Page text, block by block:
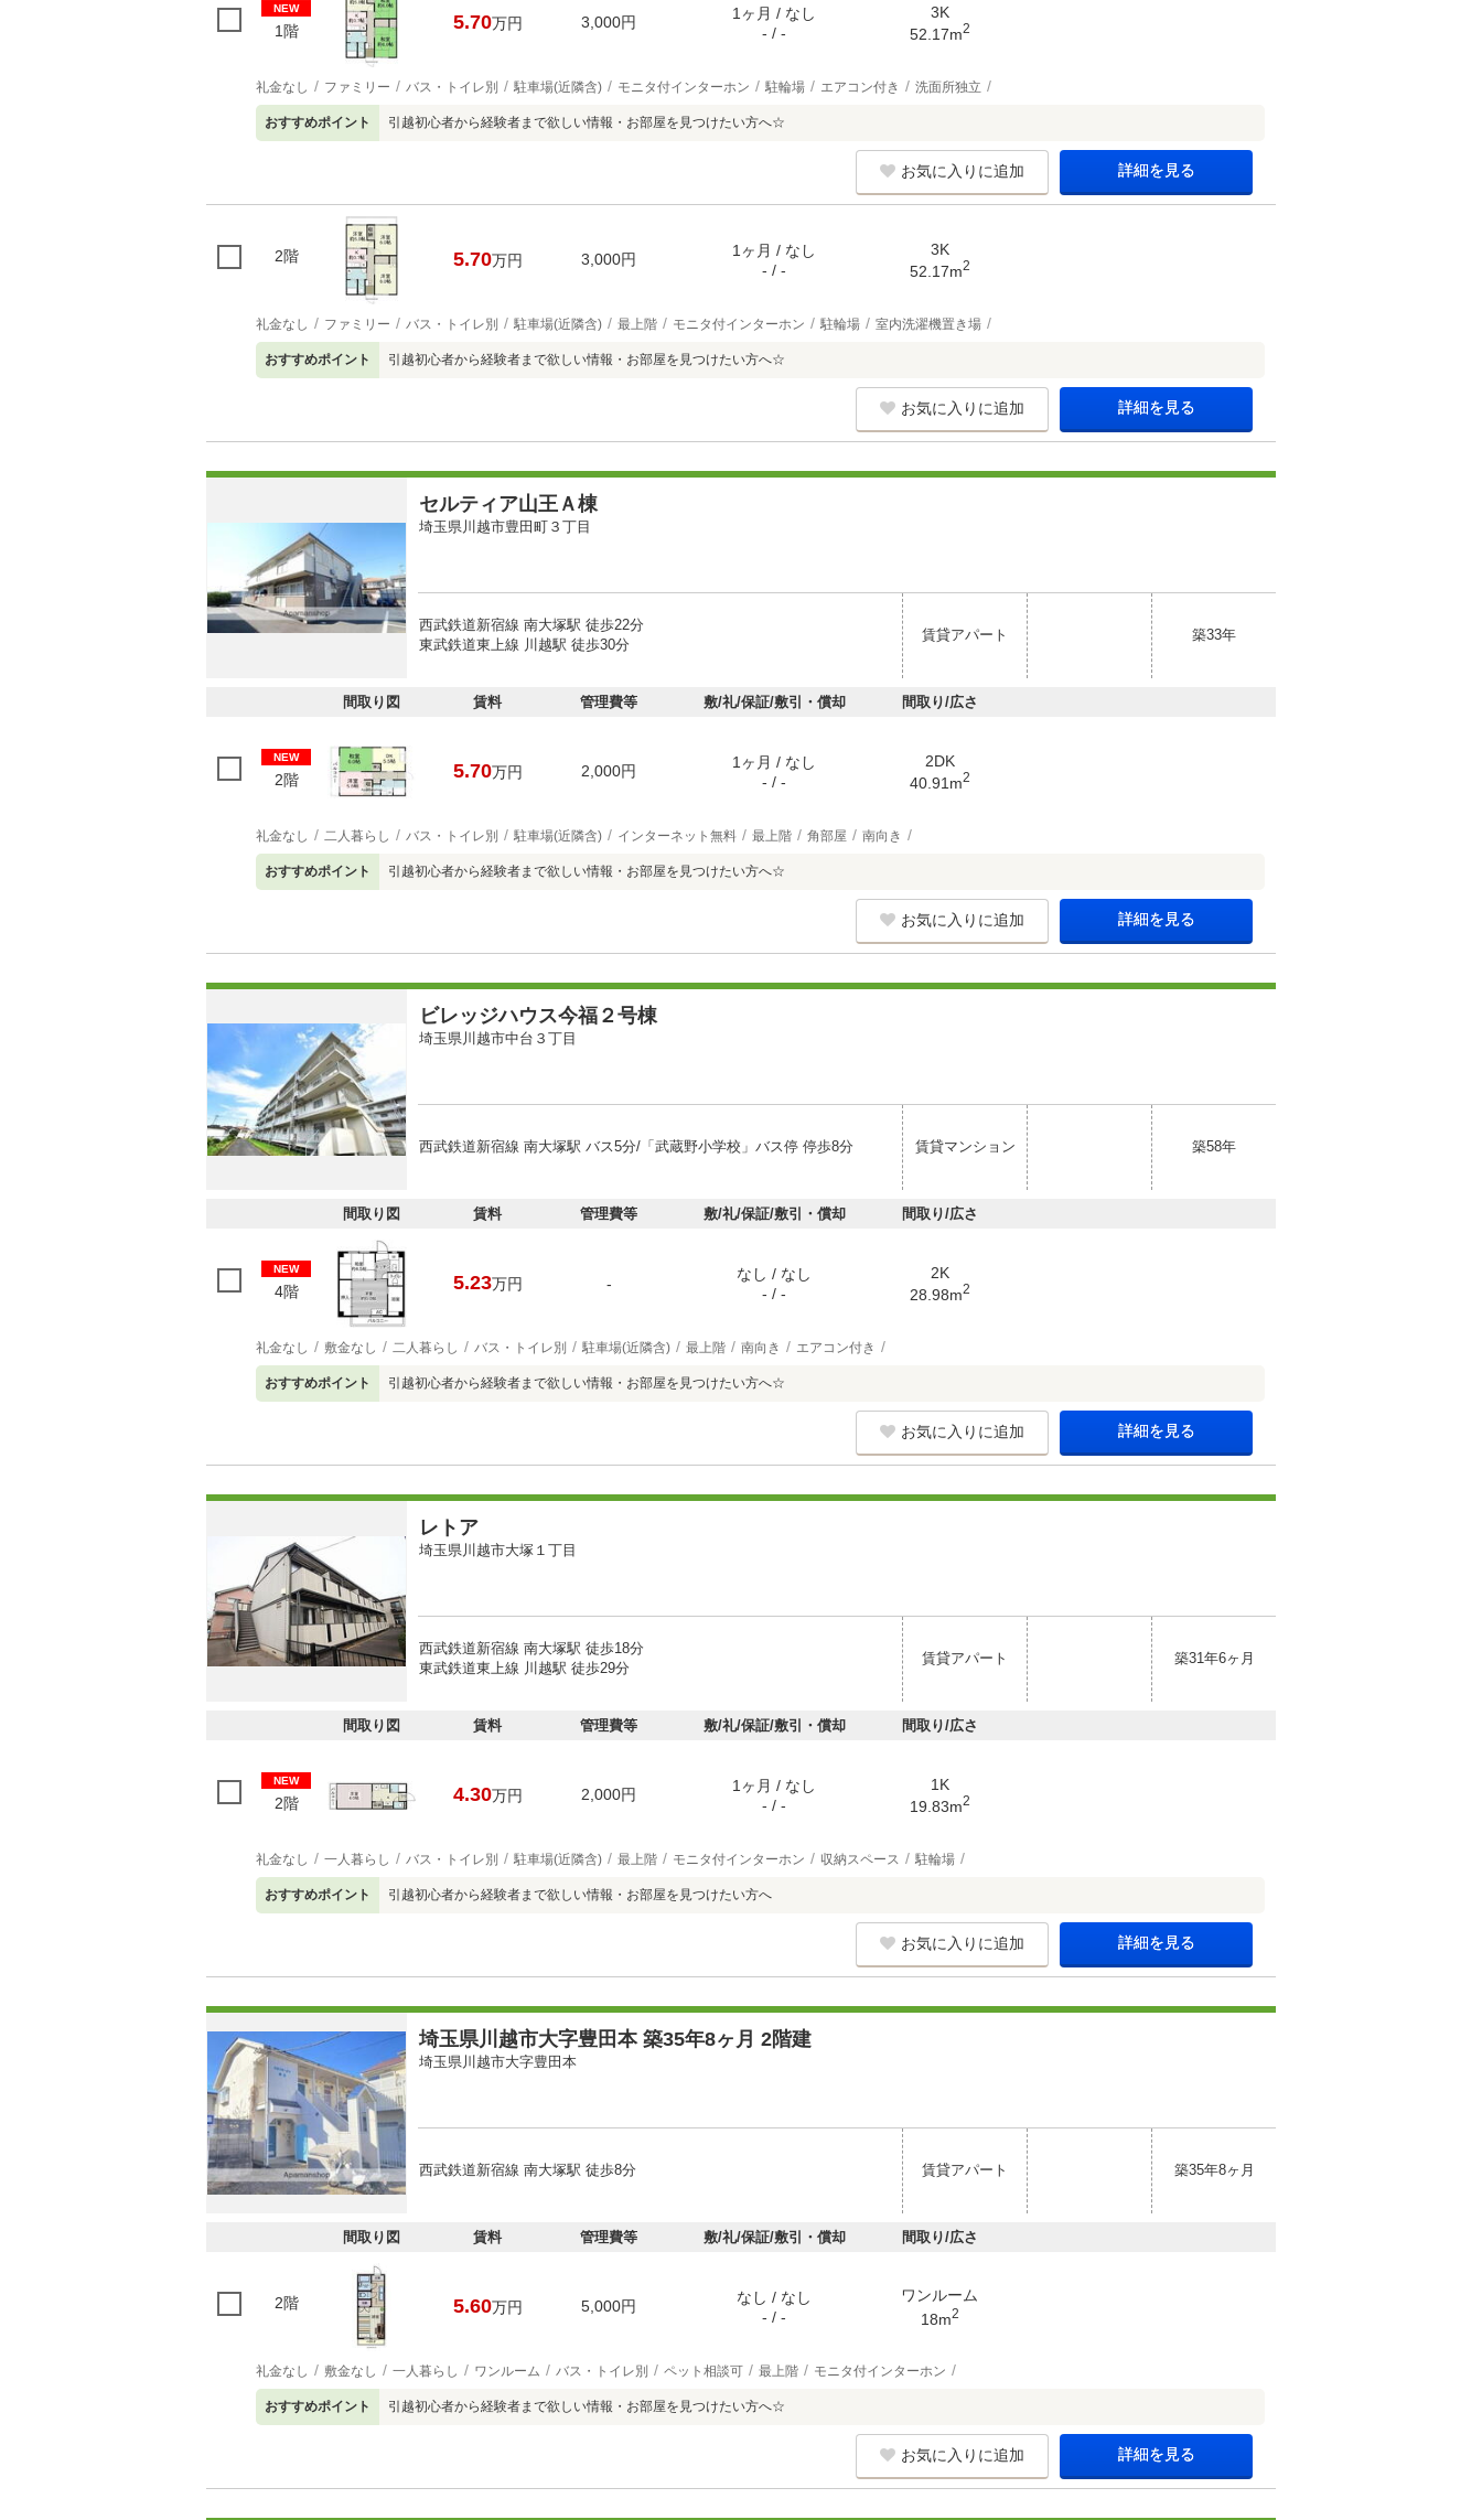
NEW
1階 5.70万円 3,000円
1ヶ月 / なし
- / -
3K
52.17m2
礼金なし ファミリー バス・トイレ別 駐車場(近隣含) モニタ付インターホン 駐輪場 エアコン付き 洗面所独立
おすすめポイント 引越初心者から経験者まで欲しい情報・お部屋を見つけたい方へ☆
お気に入りに追加 詳細を見る
2階 5.70万円 3,000円
1ヶ月 / なし
- / -
3K
52.17m2
礼金なし ファミリー バス・トイレ別 駐車場(近隣含) 最上階 モニタ付インターホン 駐輪場 室内洗濯機置き場
おすすめポイント 引越初心者から経験者まで欲しい情報・お部屋を見つけたい方へ☆
お気に入りに追加 詳細を見る
セルティア山王Ａ棟
埼玉県川越市豊田町３丁目
西武鉄道新宿線 南大塚駅 徒歩22分
東武鉄道東上線 川越駅 徒歩30分
賃貸アパート 築33年
間取り図 賃料 管理費等 敷/礼/保証/敷引・償却 間取り/広さ
NEW
2階 5.70万円 2,000円
1ヶ月 / なし
- / -
2DK
40.91m2
礼金なし 二人暮らし バス・トイレ別 駐車場(近隣含) インターネット無料 最上階 角部屋 南向き
おすすめポイント 引越初心者から経験者まで欲しい情報・お部屋を見つけたい方へ☆
お気に入りに追加 詳細を見る
ビレッジハウス今福２号棟
埼玉県川越市中台３丁目
西武鉄道新宿線 南大塚駅 バス5分/「武蔵野小学校」バス停 停歩8分 賃貸マンション 築58年
間取り図 賃料 管理費等 敷/礼/保証/敷引・償却 間取り/広さ
NEW
4階 5.23万円 -
なし / なし
- / -
2K
28.98m2
礼金なし 敷金なし 二人暮らし バス・トイレ別 駐車場(近隣含) 最上階 南向き エアコン付き
おすすめポイント 引越初心者から経験者まで欲しい情報・お部屋を見つけたい方へ☆
お気に入りに追加 詳細を見る
レトア
埼玉県川越市大塚１丁目
西武鉄道新宿線 南大塚駅 徒歩18分
東武鉄道東上線 川越駅 徒歩29分
賃貸アパート 築31年6ヶ月
間取り図 賃料 管理費等 敷/礼/保証/敷引・償却 間取り/広さ
NEW
2階 4.30万円 2,000円
1ヶ月 / なし
- / -
1K
19.83m2
礼金なし 一人暮らし バス・トイレ別 駐車場(近隣含) 最上階 モニタ付インターホン 収納スペース 駐輪場
おすすめポイント 引越初心者から経験者まで欲しい情報・お部屋を見つけたい方へ
お気に入りに追加 詳細を見る
埼玉県川越市大字豊田本 築35年8ヶ月 2階建
埼玉県川越市大字豊田本
西武鉄道新宿線 南大塚駅 徒歩8分 賃貸アパート 築35年8ヶ月
間取り図 賃料 管理費等 敷/礼/保証/敷引・償却 間取り/広さ
2階 5.60万円 5,000円
なし / なし
- / -
ワンルーム
18m2
礼金なし 敷金なし 一人暮らし ワンルーム バス・トイレ別 ペット相談可 最上階 モニタ付インターホン
おすすめポイント 引越初心者から経験者まで欲しい情報・お部屋を見つけたい方へ☆
お気に入りに追加 詳細を見る